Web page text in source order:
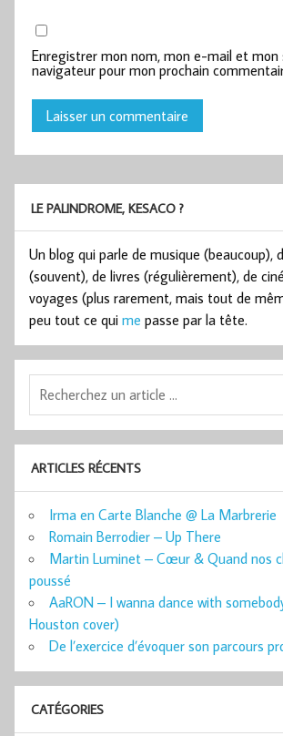
Enregistrer mon nom, mon e-mail et mon
navigateur pour mon prochain
LE PALINDROME, KESACO ?
Un blog qui parle de musique (beaucoup),
(souvent), de livres (régulièrement), de
voyages (plus rarement, mais tout de
peu tout ce qui me passe par la tête.
ARTICLES RÉCENTS
Irma en Carte Blanche @ La Marbrerie
Romain Berrodier – Up There
Martin Luminet – Cœur & Quand nos
poussé
AaRON – I wanna dance with
Houston cover)
De l’exercice d’évoquer son parcours
CATÉGORIES